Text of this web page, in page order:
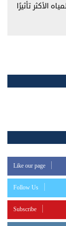
الأكثر تأثيرًا
Like our page
Follow Us
Subscribe